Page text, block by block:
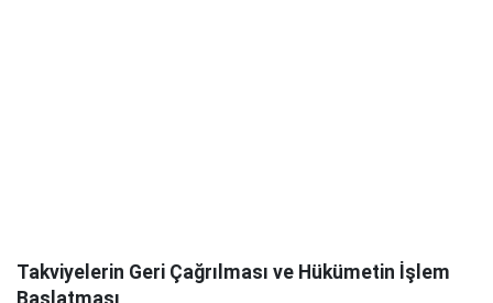
Takviyelerin Geri Çağrılması ve Hükümetin İşlem
Başlatması